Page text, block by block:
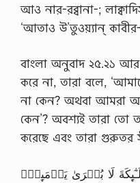
আও নার-রব্বানা-;
‘আতাও উ’তুওয়্যান্
বাংলা অনুবাদ ২৫.২১ আর
করে না, তারা বলে,
না কেন? অথবা আমরা
কেন’? অবশ্যই তারা তো
করেছে এবং তারা গুরুতর
لَا بُشۡرَىٰ يَوۡمَٮِٕذٍ۬